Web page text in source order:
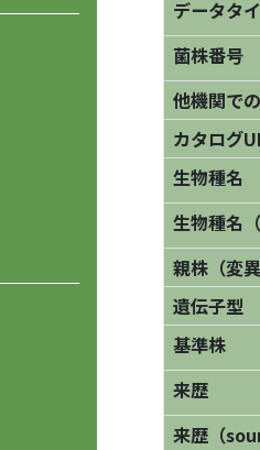
データタ
菌株番号
他機関で
カタログ
生物種名
生物種名
親株（変
遺伝子型
基準株
来歴
来歴（